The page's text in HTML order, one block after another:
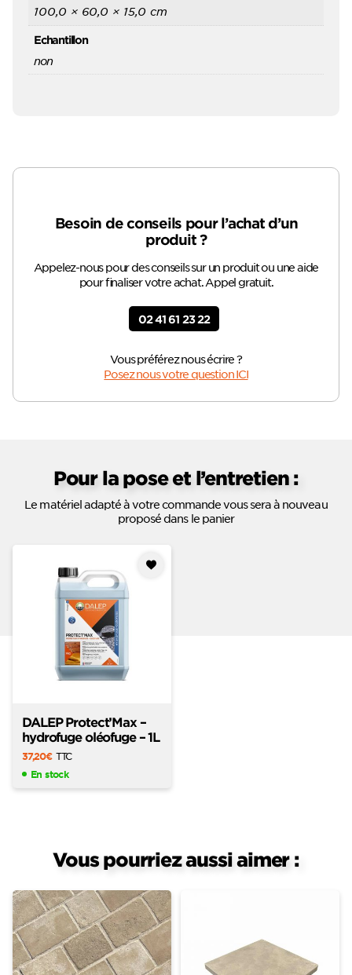
100,0 × 60,0 × 15,0 cm
Echantillon
non
Besoin de conseils pour l’achat d’un
produit ?
Appelez-nous pour des conseils sur un produit ou une aide
pour finaliser votre achat. Appel gratuit.
02 41 61 23 22
Vous préférez nous écrire ?
Posez nous votre question ICI
Pour la pose et l’entretien :
Le matériel adapté à votre commande vous sera à nouveau
proposé dans le panier
à mes
DALEP Protect’Max –
hydrofuge oléofuge – 1L
37,20€ TTC
En stock
Vous pourriez aussi aimer :